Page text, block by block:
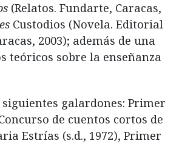
(Relatos. Fundarte, Caracas,
Custodios (Novela. Editorial
2003); además de una
teóricos sobre la enseñanza
galardones: Primer
de cuentos cortos de
Estrías (s.d., 1972), Primer